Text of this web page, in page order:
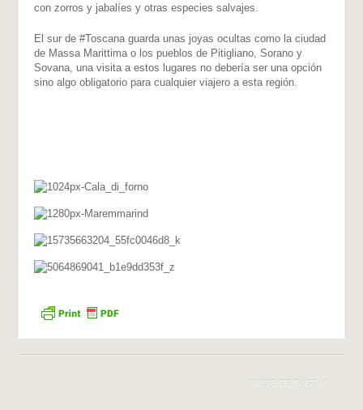
con zorros y jabalíes y otras especies salvajes.
El sur de #Toscana guarda unas joyas ocultas como la ciudad
de Massa Marittima o los pueblos de Pitigliano, Sorano y
Sovana, una visita a estos lugares no debería ser una opción
sino algo obligatorio para cualquier viajero a esta región.
INICIO DE PÁGINA